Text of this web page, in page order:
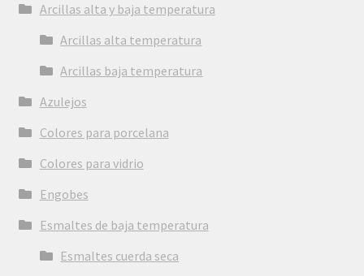
Arcillas alta y baja temperatura
Arcillas alta temperatura
Arcillas baja temperatura
Azulejos
Colores para porcelana
Colores para vidrio
Engobes
Esmaltes de baja temperatura
Esmaltes cuerda seca